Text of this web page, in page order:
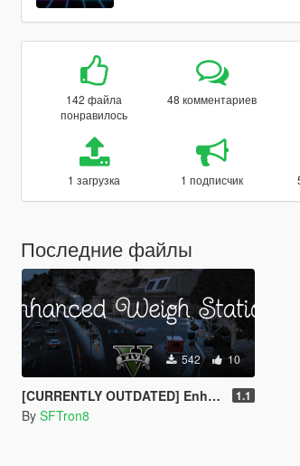
142 файла
понравилось
48 комментариев
1 загрузка 1 подписчик
Последние файлы
542 10
[CURRENTLY OUTDATED] Enhanced Weigh Station [SP Only] 1.1
By SFTron8